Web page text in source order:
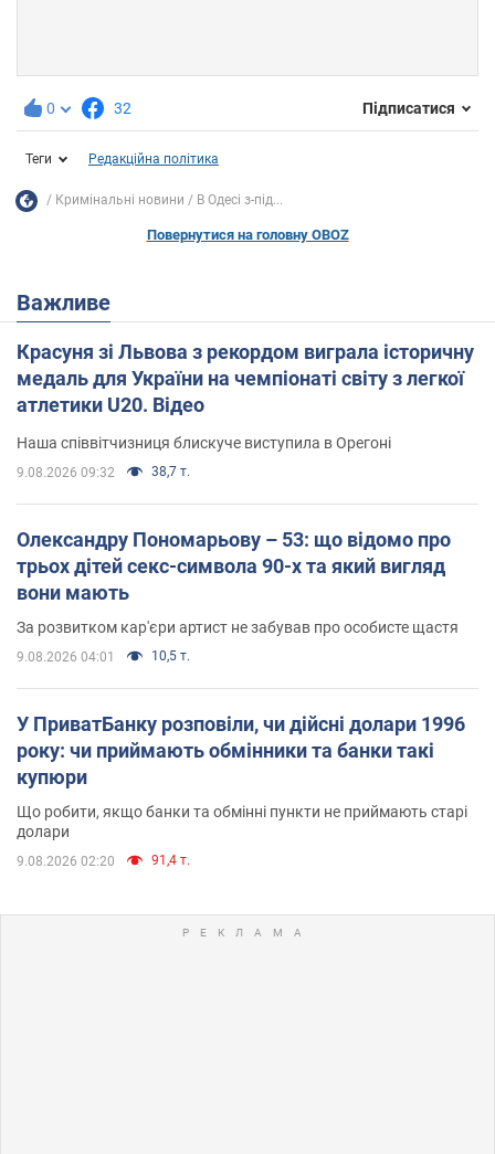
0 32 Підписатися
Теги Редакційна політика
Кримінальні новини В Одесі з-під...
Повернутися на головну OBOZ
Важливе
Красуня зі Львова з рекордом виграла історичну
медаль для України на чемпіонаті світу з легкої
атлетики U20. Відео
Наша співвітчизниця блискуче виступила в Орегоні
9.08.2026 09:32 38,7 т.
Олександру Пономарьову – 53: що відомо про
трьох дітей секс-символа 90-х та який вигляд
вони мають
За розвитком кар'єри артист не забував про особисте щастя
9.08.2026 04:01 10,5 т.
У ПриватБанку розповіли, чи дійсні долари 1996
року: чи приймають обмінники та банки такі
купюри
Що робити, якщо банки та обмінні пункти не приймають старі
долари
9.08.2026 02:20 91,4 т.